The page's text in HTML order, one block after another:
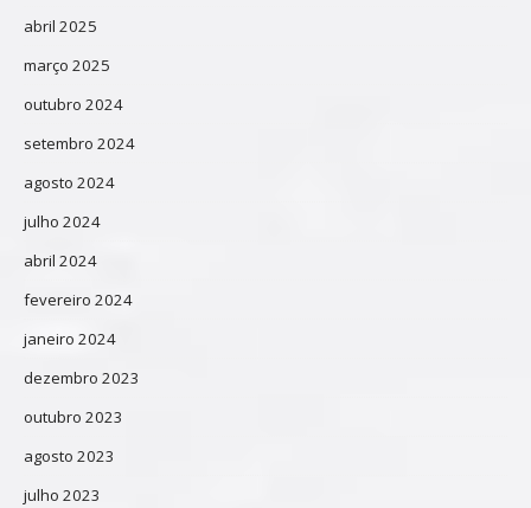
abril 2025
março 2025
outubro 2024
setembro 2024
agosto 2024
julho 2024
abril 2024
fevereiro 2024
janeiro 2024
dezembro 2023
outubro 2023
agosto 2023
julho 2023